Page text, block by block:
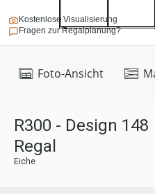
Foto-Ansicht
Kostenlose Visualisierung
Fragen zur Regalplanung?
R300 - Design 148
Regal
Eiche